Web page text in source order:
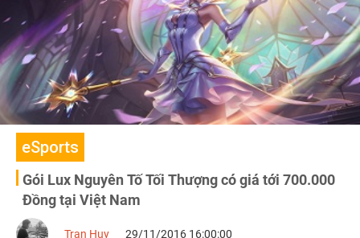
eSports
Gói Lux Nguyên Tố Tối Thượng có giá tới 700.000
Đồng tại Việt Nam
Tran Huy 29/11/2016 16:00:00